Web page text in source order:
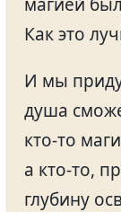
Как это
И мы
душа
кто-то
а кто-то,
глубину